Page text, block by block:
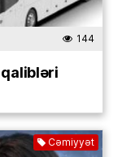
144
Cəmiyyət